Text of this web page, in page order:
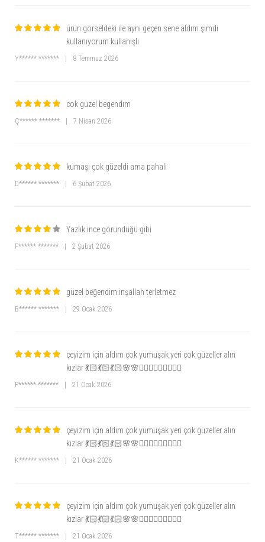
ürün görseldeki ile aynı geçen sene aldım şimdi
kullanıyorum kullanışlı
Y****** ******* 8 Temmuz 2026
cok guzel begendım
Ç****** ******* 7 Nisan 2026
kumaşı çok güzeldi ama pahalı
D****** ******* 6 Şubat 2026
Yazlık ince göründüğü gibi
F****** ******* 2 Şubat 2026
güzel beğendim inşallah terletmez
B****** ******* 29 Ocak 2026
çeyizim için aldım çok yumuşak yeri çok güzeller alın
kızlar 💃🏻💃🏻💃🏻🌸🌸🧘🏻‍♀️🧘🏻‍♀️🧘🏻‍♀️
P****** ******* 21 Ocak 2026
çeyizim için aldım çok yumuşak yeri çok güzeller alın
kızlar 💃🏻💃🏻💃🏻🌸🌸🧘🏻‍♀️🧘🏻‍♀️🧘🏻‍♀️
K****** ******* 21 Ocak 2026
çeyizim için aldım çok yumuşak yeri çok güzeller alın
kızlar 💃🏻💃🏻💃🏻🌸🌸🧘🏻‍♀️🧘🏻‍♀️🧘🏻‍♀️
T****** ******* 21 Ocak 2026